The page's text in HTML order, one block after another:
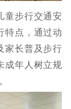
紫艺舞台
文明培育
步行交通安
特点，通过动
家长普及步行
成年人树立规